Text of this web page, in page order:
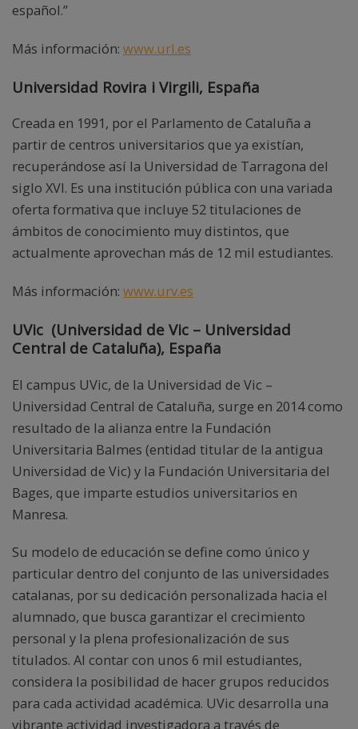
español.”
Más información: www.url.es
Universidad Rovira i Virgili, España
Creada en 1991, por el Parlamento de Cataluña a
partir de centros universitarios que ya existían,
recuperándose así la Universidad de Tarragona del
siglo XVI. Es una institución pública con una variada
oferta formativa que incluye 52 titulaciones de
ámbitos de conocimiento muy distintos, que
actualmente aprovechan más de 12 mil estudiantes.
Más información: www.urv.es
UVic (Universidad de Vic – Universidad
Central de Cataluña), España
El campus UVic, de la Universidad de Vic –
Universidad Central de Cataluña, surge en 2014 como
resultado de la alianza entre la Fundación
Universitaria Balmes (entidad titular de la antigua
Universidad de Vic) y la Fundación Universitaria del
Bages, que imparte estudios universitarios en
Manresa.
Su modelo de educación se define como único y
particular dentro del conjunto de las universidades
catalanas, por su dedicación personalizada hacia el
alumnado, que busca garantizar el crecimiento
personal y la plena profesionalización de sus
titulados. Al contar con unos 6 mil estudiantes,
considera la posibilidad de hacer grupos reducidos
para cada actividad académica. UVic desarrolla una
vibrante actividad investigadora a través de